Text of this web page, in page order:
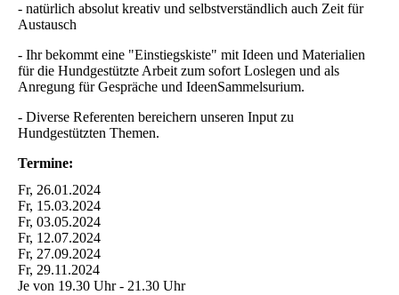
- natürlich absolut kreativ und selbstverständlich auch Zeit für
Austausch
- Ihr bekommt eine "Einstiegskiste" mit Ideen und Materialien
für die Hundgestützte Arbeit zum sofort Loslegen und als
Anregung für Gespräche und IdeenSammelsurium.
- Diverse Referenten bereichern unseren Input zu
Hundgestützten Themen.
Termine:
Fr, 26.01.2024
Fr, 15.03.2024
Fr, 03.05.2024
Fr, 12.07.2024
Fr, 27.09.2024
Fr, 29.11.2024
Je von 19.30 Uhr - 21.30 Uhr